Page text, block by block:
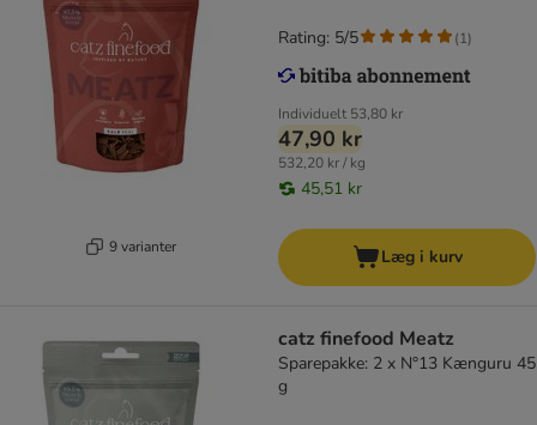
9 varianter
Individuelt 53,80 kr
47,90 kr
532,20 kr / kg
45,51 kr
Rating: 5/5 (1)
Læg i kurv
catz finefood Meatz
Sparepakke: 2 x N°13 Kænguru 45
g